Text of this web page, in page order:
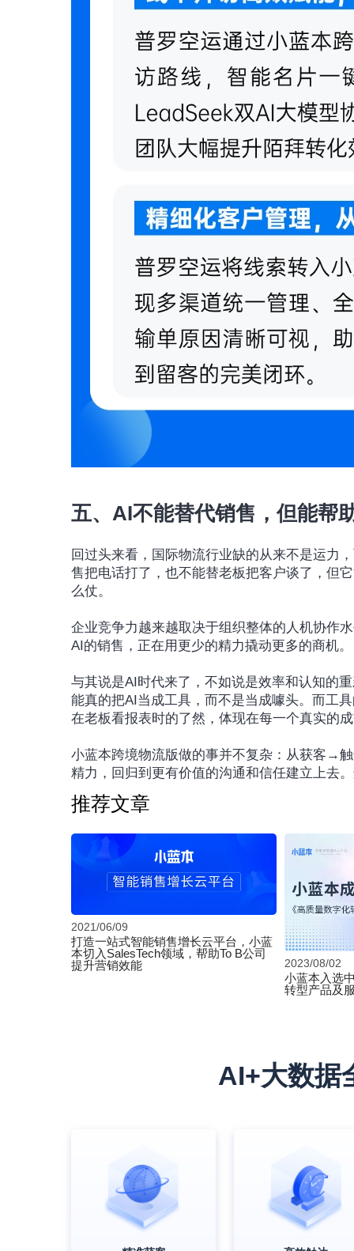
五、AI不能替代销售，但能帮
回过头来看，国际物流行业缺的从来不是运力
售把电话打了，也不能替老板把客户谈了，但
么仗。
企业竞争力越来越取决于组织整体的人机协作
AI的销售，正在用更少的精力撬动更多的商机。
与其说是AI时代来了，不如说是效率和认知的
能真的把AI当成工具，而不是当成噱头。而工
在老板看报表时的了然，体现在每一个真实的
小蓝本跨境物流版做的事并不复杂：从获客→
精力，回归到更有价值的沟通和信任建立上去
推荐文章
2021/06/09
打造一站式智能销售增长云平台，小蓝
本切入SalesTech领域，帮助To B公司
提升营销效能
2023/08/02
小蓝本入选
转型产品及
AI+大数据